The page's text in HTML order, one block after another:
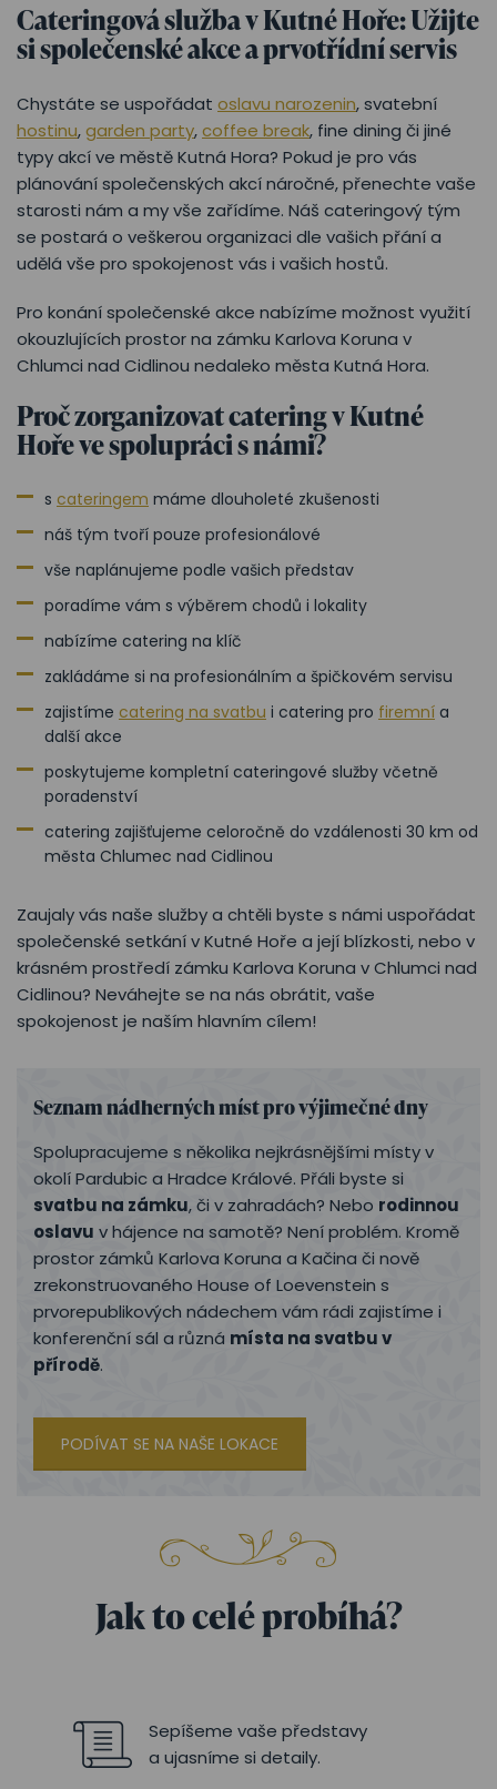
Cateringová služba v Kutné Hoře: Užijte
si společenské akce a prvotřídní servis
Chystáte se uspořádat oslavu narozenin, svatební
hostinu,garden party,coffee break, fine dining či jiné
typy akcí ve městě Kutná Hora? Pokud je pro vás
plánování společenských akcí náročné, přenechte vaše
starosti nám a my vše zařídíme. Náš cateringový tým
se postará o veškerou organizaci dle vašich přání a
udělá vše pro spokojenost vás i vašich hostů.
Pro konání společenské akce nabízíme možnost využití
okouzlujících prostor na zámku Karlova Koruna v
Chlumci nad Cidlinou nedaleko města Kutná Hora.
Proč zorganizovat catering v Kutné
Hoře ve spolupráci s námi?
s cateringem máme dlouholeté zkušenosti
náš tým tvoří pouze profesionálové
vše naplánujeme podle vašich představ
poradíme vám s výběrem chodů i lokality
nabízíme catering na klíč
zakládáme si na profesionálním a špičkovém servisu
zajistíme catering na svatbu i catering pro firemní a
další akce
poskytujeme kompletní cateringové služby včetně
poradenství
catering zajišťujeme celoročně do vzdálenosti 30 km od
města Chlumec nad Cidlinou
Zaujaly vás naše služby a chtěli byste s námi uspořádat
společenské setkání v Kutné Hoře a její blízkosti, nebo v
krásném prostředí zámku Karlova Koruna v Chlumci nad
Cidlinou? Neváhejte se na nás obrátit, vaše
spokojenost je naším hlavním cílem!
Seznam nádherných míst pro výjimečné dny
Spolupracujeme s několika nejkrásnějšími místy v
okolí Pardubic a Hradce Králové. Přáli byste si
svatbu na zámku, či v zahradách? Nebo rodinnou
oslavu v hájence na samotě? Není problém. Kromě
prostor zámků Karlova Koruna a Kačina či nově
zrekonstruovaného House of Loevenstein s
prvorepublikových nádechem vám rádi zajistíme i
konferenční sál a různá místa na svatbu v
přírodě.
PODÍVAT SE NA NAŠE LOKACE
Jak to celé probíhá?
Sepíšeme vaše představy
a ujasníme si detaily.